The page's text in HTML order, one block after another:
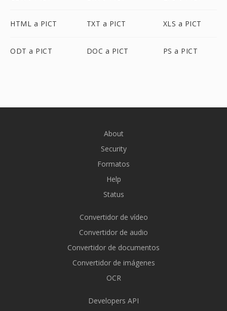
HTML a PICT TXT a PICT XLS a PICT
ODT a PICT DOC a PICT PS a PICT
About
Security
Formatos
Help
Status
Convertidor de vídeo
Convertidor de audio
Convertidor de documentos
Convertidor de imágenes
OCR
Developers API